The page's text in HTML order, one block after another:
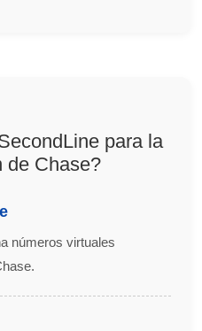
para la
de Chase?
números virtuales